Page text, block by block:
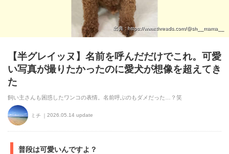
出典 : https://www.threads.com/@sh__mama__
【半グレイッヌ】名前を呼んだだけでこれ。可愛
い写真が撮りたかったのに愛犬が想像を超えてき
た
飼い主さんも困惑したワンコの表情。名前呼ぶのもダメだった…？笑
ミチ 2026.05.14 update
普段は可愛いんですよ？